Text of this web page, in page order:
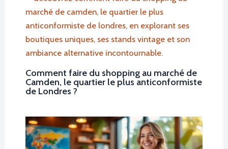
Comment faire du shopping au marché de
Camden, le quartier le plus anticonformiste
de Londres ?